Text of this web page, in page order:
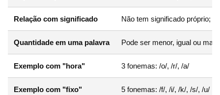
Relação com significado Não tem significado próprio;
Quantidade em uma palavra Pode ser menor, igual ou
Exemplo com "hora" 3 fonemas: /o/, /r/, /a/
Exemplo com "fixo" 5 fonemas: /f/, /i/, /k/, /s/, /u/